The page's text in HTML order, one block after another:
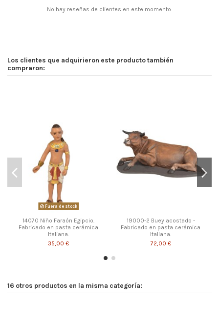
No hay reseñas de clientes en este momento.
Los clientes que adquirieron este producto también
compraron:
Fuera de stock
14070 Niño Faraón Egipcio.
Fabricado en pasta cerámica
Italiana.
35,00 €
19000-2 Buey acostado -
Fabricado en pasta cerámica
Italiana.
72,00 €
16 otros productos en la misma categoría: